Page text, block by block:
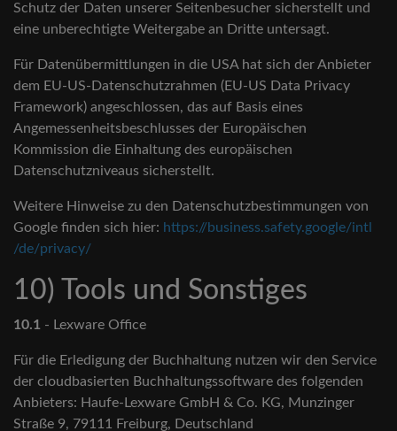
Schutz der Daten unserer Seitenbesucher sicherstellt und
eine unberechtigte Weitergabe an Dritte untersagt.
Für Datenübermittlungen in die USA hat sich der Anbieter
dem EU-US-Datenschutzrahmen (EU-US Data Privacy
Framework) angeschlossen, das auf Basis eines
Angemessenheitsbeschlusses der Europäischen
Kommission die Einhaltung des europäischen
Datenschutzniveaus sicherstellt.
Weitere Hinweise zu den Datenschutzbestimmungen von
Google finden sich hier: https://business.safety.google/intl
/de/privacy/
10) Tools und Sonstiges
10.1 - Lexware Office
Für die Erledigung der Buchhaltung nutzen wir den Service
der cloudbasierten Buchhaltungssoftware des folgenden
Anbieters: Haufe-Lexware GmbH & Co. KG, Munzinger
Straße 9, 79111 Freiburg, Deutschland